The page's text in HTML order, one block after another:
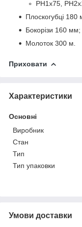
PH1x75,
Плоскогубці 180
Бокорізи 160 мм;
Молоток 300 м.
Приховати
Характеристики
Основні
Виробник
Стан
Тип
Тип упаковки
Умови доставки